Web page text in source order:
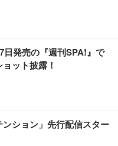
ポート付き 腰サポート ガ
転 キャスター付き コンパク
24” Essential ゲーミン
チ 1ms FHD 量子ドット 残
限定】
日発売の『週刊SPA!』で
ット披露！
ション」先行配信スター